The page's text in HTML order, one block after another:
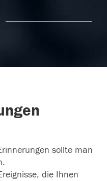
sollte man
die Ihnen